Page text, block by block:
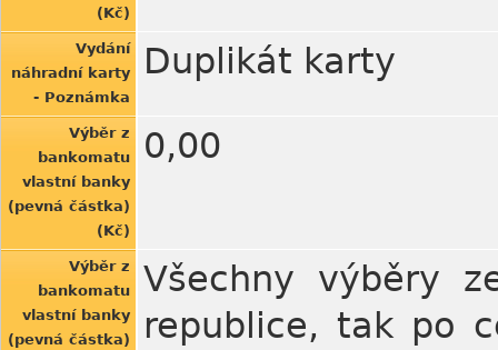
(Kč)
Vydání
náhradní karty
- Poznámka
Duplikát karty
Výběr z
bankomatu
vlastní banky
(pevná částka)
(Kč)
0,00
Výběr z
bankomatu
vlastní banky
(pevná částka)
Všechny výběry
republice, tak po